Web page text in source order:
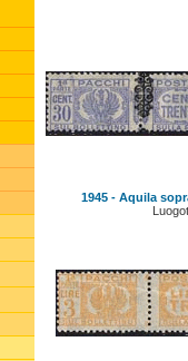
1945 - Aquila